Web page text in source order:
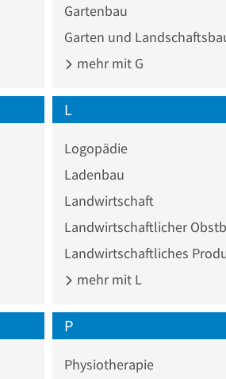
Gartenbau
Garten und
mehr mit G
L
Logopädie
Ladenbau
Landwirtschaft
Landwirtschaftlicher
Landwirtschaftliches
mehr mit L
P
Physiotherapie